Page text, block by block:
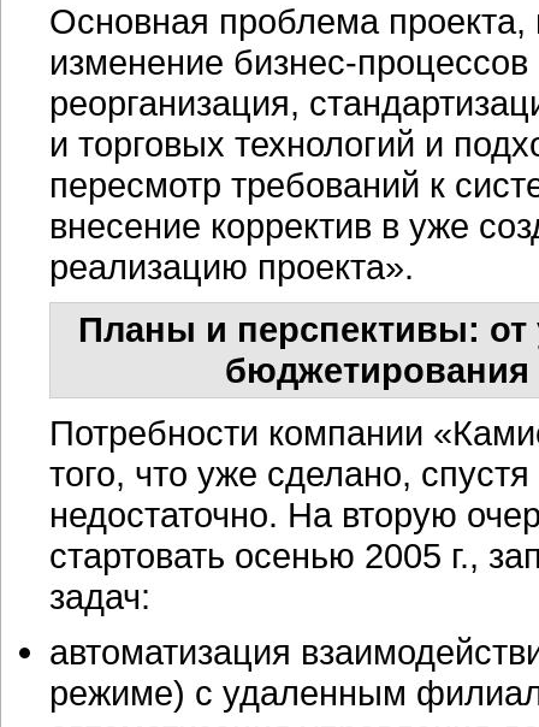
Основная проблема
изменение бизнес-процессов
реорганизация,
и торговых технологий и
пересмотр требований к
внесение корректив в уже
реализацию проекта».
Планы и перспективы: от
бюджетирования
Потребности компании
того, что уже сделано,
недостаточно. На вторую
стартовать осенью 2005 г.,
задач:
автоматизация
режиме) с удаленным